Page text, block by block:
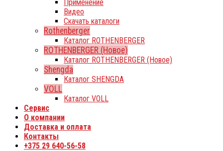
Применение
Видео
Скачать каталоги
Rothenberger
Каталог ROTHENBERGER
ROTHENBERGER (Новое)
Каталог ROTHENBERGER (Новое)
Shengda
Каталог SHENGDA
VOLL
Каталог VOLL
Сервис
О компании
Доставка и оплата
Контакты
+375 29 640-56-58